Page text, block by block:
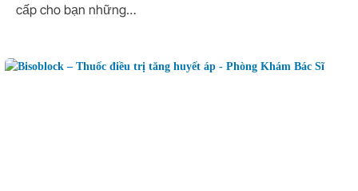
cấp cho bạn những…